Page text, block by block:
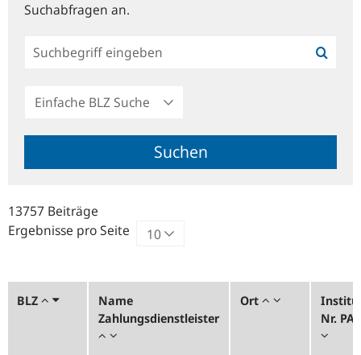
Suchabfragen an.
Einfache
Suche
Suchen
13757 Beiträge
Ergebnisse pro Seite
BLZ
Name
Zahlungsdienstleister
Ort
Nr.